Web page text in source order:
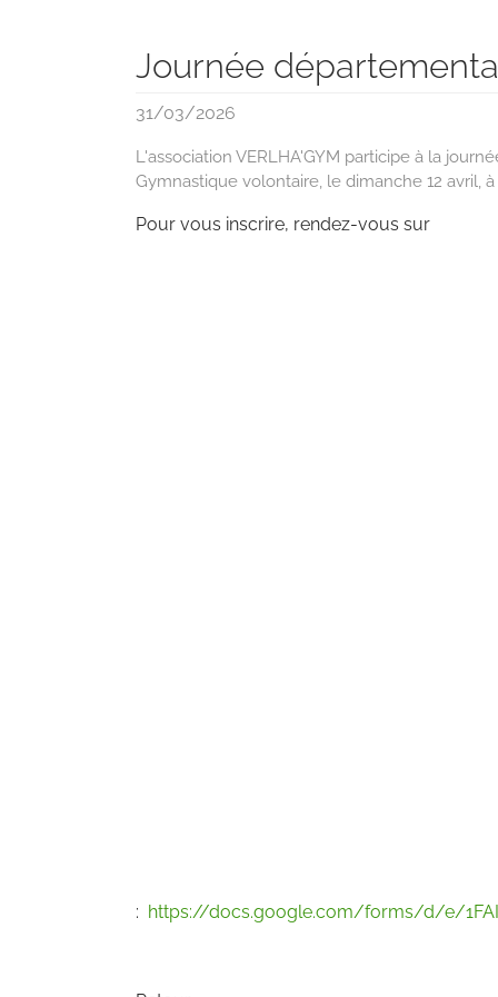
Journée
31/03/2026
L'association VERLHA'GYM participe à la
Gymnastique volontaire, le dimanche 12 avril,
Pour vous inscrire, rendez-vous sur
: https://docs.google.com/forms/d/e/